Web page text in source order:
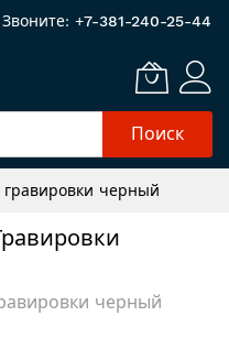
Звоните: +7-381-240-25-44
Поиск
черный
черный